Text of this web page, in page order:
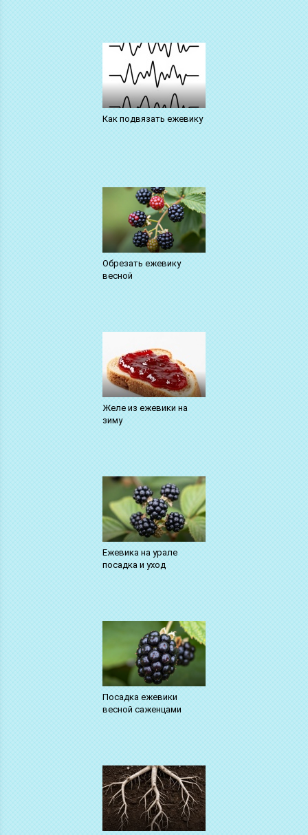
Как подвязать ежевику
Обрезать ежевику
весной
Желе из ежевики на
зиму
Ежевика на урале
посадка и уход
Посадка ежевики
весной саженцами